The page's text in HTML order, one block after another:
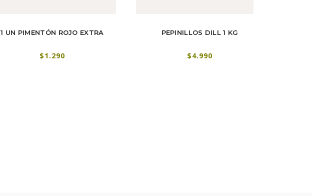
1 UN PIMENTÓN ROJO EXTRA
$1.290
PEPINILLOS DILL 1 KG
$4.990